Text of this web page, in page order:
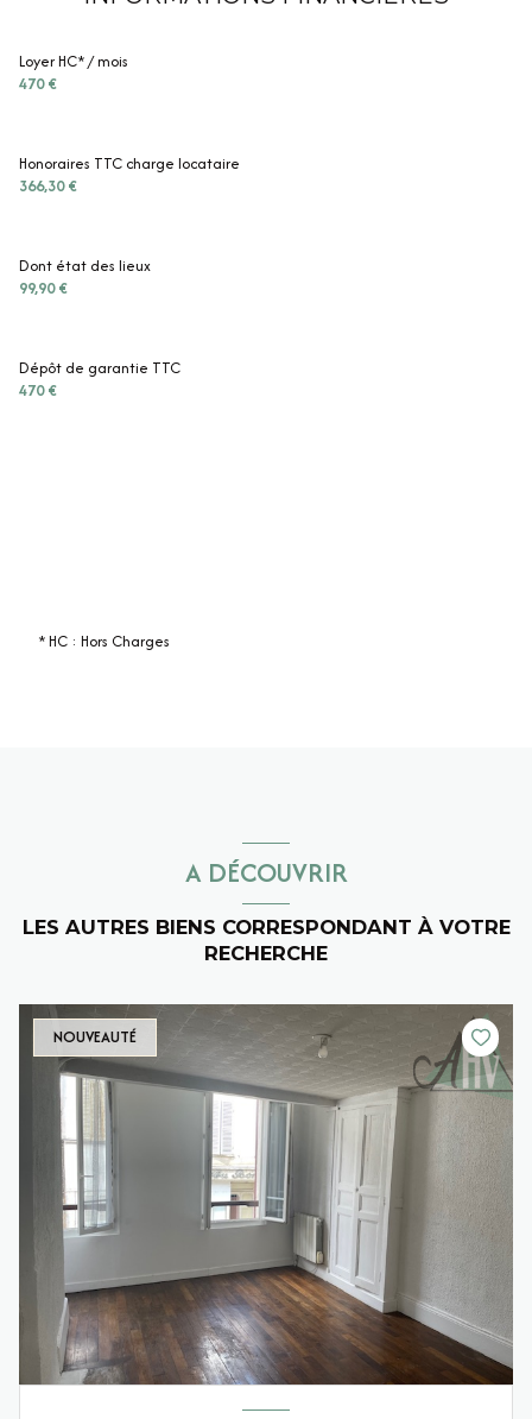
Loyer HC* / mois
470 €
Honoraires TTC charge locataire
366,30 €
Dont état des lieux
99,90 €
Dépôt de garantie TTC
470 €
* HC : Hors Charges
A DÉCOUVRIR
LES AUTRES BIENS CORRESPONDANT À VOTRE
RECHERCHE
NOUVEAUTÉ